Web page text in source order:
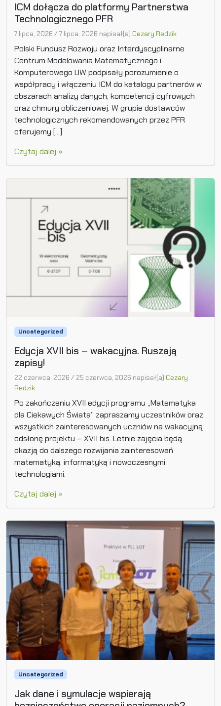
ICM dołącza do platformy Partnerstwa
Technologicznego PFR
7 lipca, 2026 /7 lipca, 2026 napisał(a) Cezary Redzik
Polski Fundusz Rozwoju oraz Interdyscyplinarne
Centrum Modelowania Matematycznego i
Komputerowego UW podpisały porozumienie o
współpracy i włączeniu ICM do katalogu partnerów w
obszarach analizy danych, kompetencji cyfrowych
oraz chmury obliczeniowej. W grupie dostawców
technologicznych rekomendowanych przez PFR
oferujemy [...]
Czytaj dalej »
Uncategorized
Edycja XVII bis – wakacyjna. Ruszają
zapisy!
22 czerwca, 2026 / 25 czerwca, 2026 napisał(a) Cezary
Redzik
Po zakończeniu XVII edycji programu „Matematyka
dla Ciekawych Świata” zapraszamy uczestników oraz
wszystkich zainteresowanych uczniów na wakacyjną
odsłonę projektu – XVII bis. Letnie zajęcia będą
okazją do dalszego rozwijania zainteresowań
matematyką, informatyką i nowoczesnymi
technologiami.
Czytaj dalej »
Uncategorized
Jak dane i symulacje wspierają